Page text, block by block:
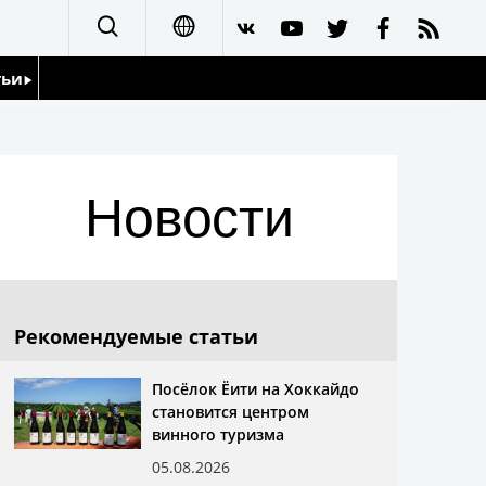
العربية
Новости
Рекомендуемые статьи
Посёлок Ёити на Хоккайдо
становится центром
винного туризма
05.08.2026